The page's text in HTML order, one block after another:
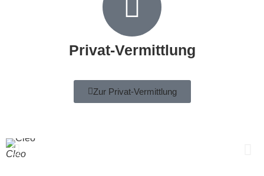
Privat-Vermittlung
Zur Privat-Vermittlung
Cleo